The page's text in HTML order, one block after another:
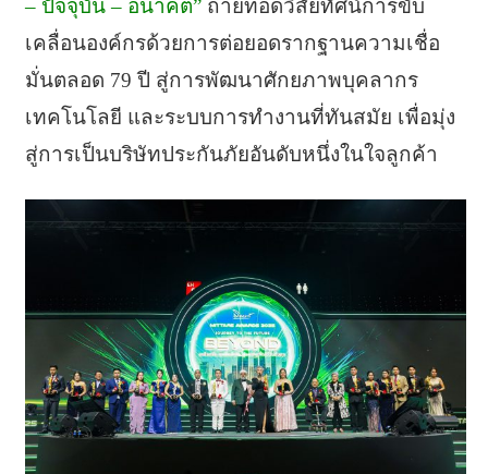
– ปัจจุบัน – อนาคต”ถ่ายทอดวิสัยทัศน์การขับ
เคลื่อนองค์กรด้วยการต่อยอดรากฐานความเชื่อ
มั่นตลอด 79 ปี สู่การพัฒนาศักยภาพบุคลากร
เทคโนโลยี และระบบการทำงานที่ทันสมัย เพื่อมุ่ง
สู่การเป็นบริษัทประกันภัยอันดับหนึ่งในใจลูกค้า